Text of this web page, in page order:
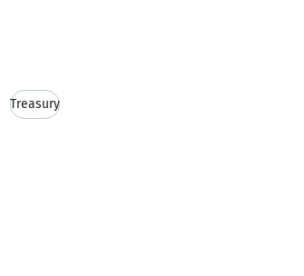
Treasury